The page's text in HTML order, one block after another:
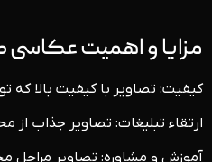
مزایا و اهمیت
کیفیت: تصاویر با کیفیت بالا
ارتقاء تبلیغات: تصاویر جذاب از
آموزش و مشاوره: تصاویر مراحل